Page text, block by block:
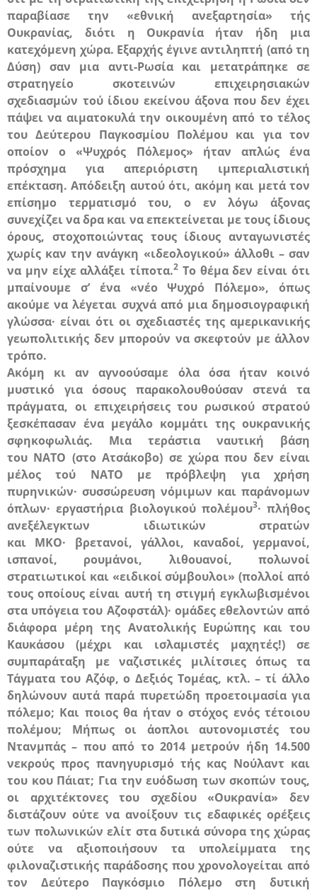
παραβίασε την «εθνική ανεξαρτησία» τής
Ουκρανίας, διότι η Ουκρανία ήταν ήδη μια
κατεχόμενη χώρα. Εξαρχής έγινε αντιληπτή (από τη
Δύση) σαν μια αντι-Ρωσία και μετατράπηκε σε
στρατηγείο σκοτεινών επιχειρησιακών
σχεδιασμών τού ίδιου εκείνου άξονα που δεν έχει
πάψει να αιματοκυλά την οικουμένη από το τέλος
του Δεύτερου Παγκοσμίου Πολέμου και για τον
οποίον ο «Ψυχρός Πόλεμος» ήταν απλώς ένα
πρόσχημα για απεριόριστη ιμπεριαλιστική
επέκταση. Απόδειξη αυτού ότι, ακόμη και μετά τον
επίσημο τερματισμό του, ο εν λόγω άξονας
συνεχίζει να δρα και να επεκτείνεται με τους ίδιους
όρους, στοχοποιώντας τους ίδιους ανταγωνιστές
χωρίς καν την ανάγκη «ιδεολογικού» άλλοθι – σαν
να μην είχε αλλάξει τίποτα.2 Το θέμα δεν είναι ότι
μπαίνουμε σ’ ένα «νέο Ψυχρό Πόλεμο», όπως
ακούμε να λέγεται συχνά από μια δημοσιογραφική
γλώσσα· είναι ότι οι σχεδιαστές της αμερικανικής
γεωπολιτικής δεν μπορούν να σκεφτούν με άλλον
τρόπο.
Ακόμη κι αν αγνοούσαμε όλα όσα ήταν κοινό
μυστικό για όσους παρακολουθούσαν στενά τα
πράγματα, οι επιχειρήσεις του ρωσικού στρατού
ξεσκέπασαν ένα μεγάλο κομμάτι της ουκρανικής
σφηκοφωλιάς. Μια τεράστια ναυτική βάση
του ΝΑΤΟ (στο Ατσάκοβο) σε χώρα που δεν είναι
μέλος τού ΝΑΤΟ μεπρόβλεψη για χρήση
πυρηνικών· συσσώρευση νόμιμων και παράνομων
όπλων· εργαστήρια βιολογικού πολέμου3· πλήθος
ανεξέλεγκτων ιδιωτικών στρατών
και ΜΚΟ· βρετανοί, γάλλοι, καναδοί, γερμανοί,
ισπανοί, ρουμάνοι, λιθουανοί, πολωνοί
στρατιωτικοί και «ειδικοί σύμβουλοι» (πολλοί από
τους οποίους είναι αυτή τη στιγμή εγκλωβισμένοι
στα υπόγεια του Αζοφστάλ)· ομάδες εθελοντών από
διάφορα μέρη της Ανατολικής Ευρώπης και του
Καυκάσου (μέχρι και ισλαμιστές μαχητές!) σε
συμπαράταξη με ναζιστικές μιλίτσιες όπως τα
Τάγματα του Αζόφ, ο Δεξιός Τομέας, κτλ. – τί άλλο
δηλώνουν αυτά παρά πυρετώδη προετοιμασία για
πόλεμο; Και ποιος θα ήταν ο στόχος ενός τέτοιου
πολέμου; Μήπως οι άοπλοι αυτονομιστές του
Ντανμπάς – που από το 2014 μετρούν ήδη 14.500
νεκρούς προς πανηγυρισμό τής κας Νούλαντ και
του κου Πάιατ; Για την ευόδωση των σκοπών τους,
οι αρχιτέκτονες του σχεδίου «Ουκρανία» δεν
διστάζουν ούτε να ανοίξουν τις εδαφικές ορέξεις
των πολωνικών ελίτ στα δυτικά σύνορα της χώρας
ούτε να αξιοποιήσουν τα υπολείμματα της
φιλοναζιστικής παράδοσης που χρονολογείται από
τον Δεύτερο Παγκόσμιο Πόλεμο στη δυτική